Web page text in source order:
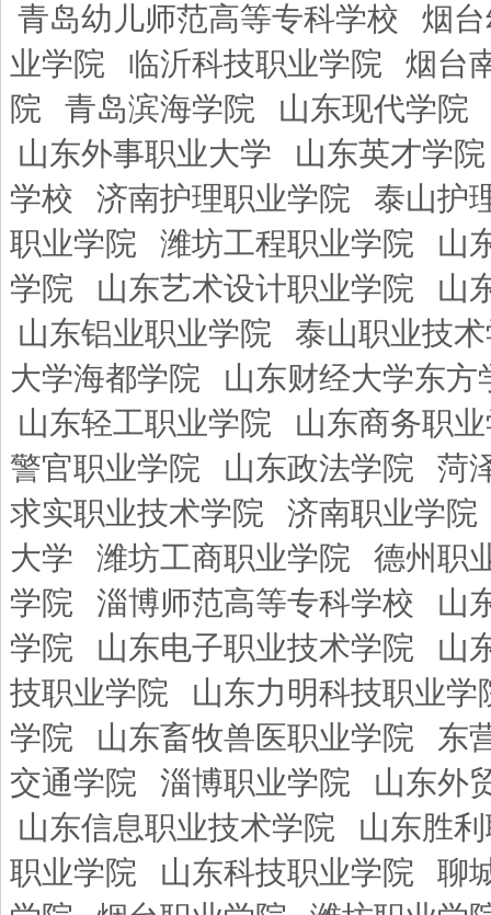
青岛幼儿师范高等专科学校
烟
业学院
临沂科技职业学院
烟台
院
青岛滨海学院
山东现代学院
山东外事职业大学
山东英才学院
学校
济南护理职业学院
泰山护
职业学院
潍坊工程职业学院
山
学院
山东艺术设计职业学院
山
山东铝业职业学院
泰山职业技
大学海都学院
山东财经大学东方
山东轻工职业学院
山东商务职
警官职业学院
山东政法学院
菏
求实职业技术学院
济南职业学院
大学
潍坊工商职业学院
德州职
学院
淄博师范高等专科学校
山
学院
山东电子职业技术学院
山
技职业学院
山东力明科技职业学
学院
山东畜牧兽医职业学院
东
交通学院
淄博职业学院
山东外
山东信息职业技术学院
山东胜
职业学院
山东科技职业学院
聊